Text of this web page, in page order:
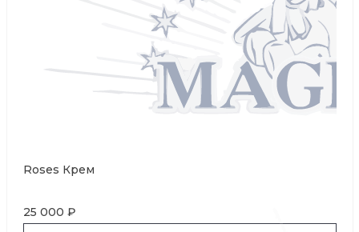
Roses Крем
25 000 ₽